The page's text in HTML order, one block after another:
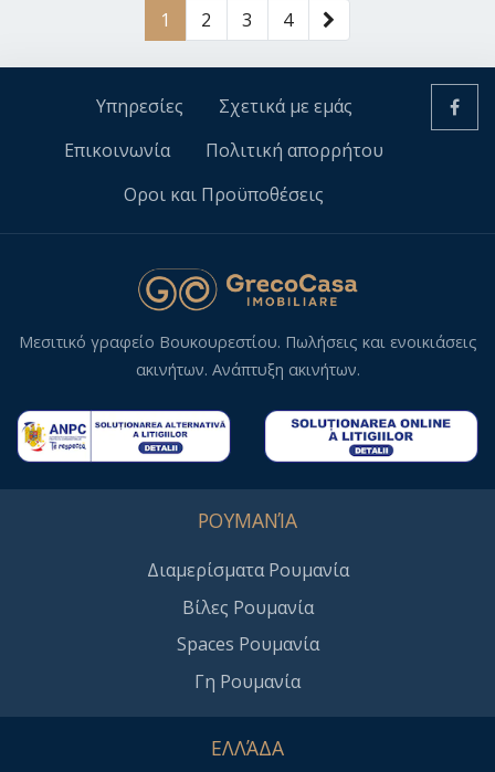
1
2 3 4
Υπηρεσίες
Σχετικά με εμάς
Επικοινωνία
Πολιτική απορρήτου
Οροι και Προϋποθέσεις
Μεσιτικό γραφείο Βουκουρεστίου. Πωλήσεις και ενοικιάσεις
ακινήτων. Ανάπτυξη ακινήτων.
ΡΟΥΜΑΝΊΑ
Διαμερίσματα Ρουμανία
Βίλες Ρουμανία
Spaces Ρουμανία
Γη Ρουμανία
ΕΛΛΆΔΑ